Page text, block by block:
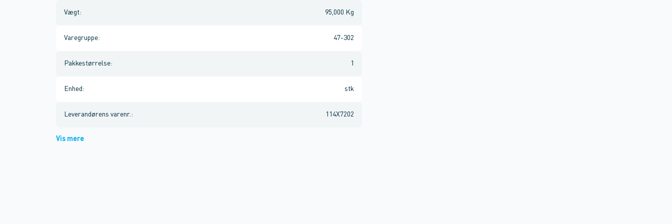
Vægt: 95,000 Kg
Varegruppe: 47-302
Pakkestørrelse: 1
Enhed : stk
Leverandørens varenr. : 114X7202
Vis mere